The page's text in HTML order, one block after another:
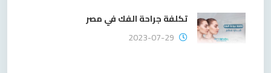
تكلفة جراحة الفك في مصر
2023-07-29